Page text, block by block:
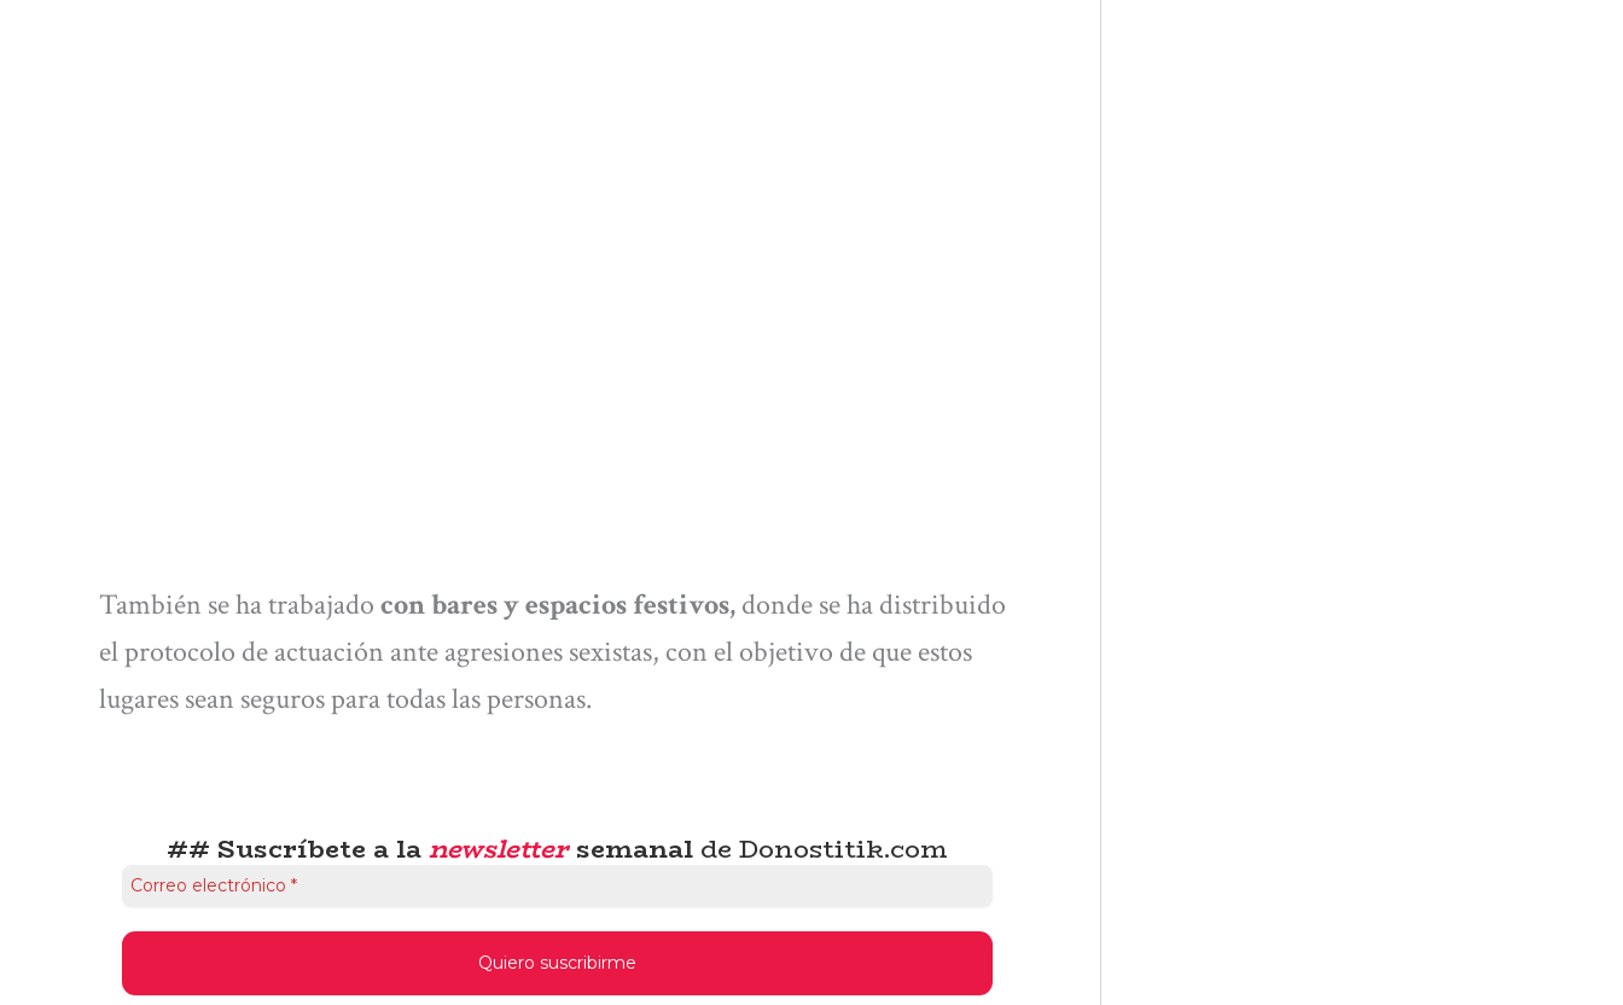
También se ha trabajadocon bares y espacios festivos,donde se ha distribuido
el protocolo de actuación ante agresiones sexistas, con el objetivo de que estos
lugares sean seguros para todas las personas.
## Suscríbete a lanewslettersemanal de Donostitik.com